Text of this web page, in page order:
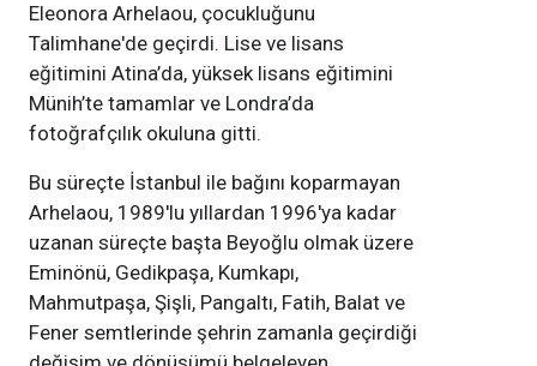
Eleonora Arhelaou, çocukluğunu
Talimhane'de geçirdi. Lise ve lisans
eğitimini Atina’da, yüksek lisans eğitimini
Münih’te tamamlar ve Londra’da
fotoğrafçılık okuluna gitti.
Bu süreçte İstanbul ile bağını koparmayan
Arhelaou, 1989'lu yıllardan 1996'ya kadar
uzanan süreçte başta Beyoğlu olmak üzere
Eminönü, Gedikpaşa, Kumkapı,
Mahmutpaşa, Şişli, Pangaltı, Fatih, Balat ve
Fener semtlerinde şehrin zamanla geçirdiği